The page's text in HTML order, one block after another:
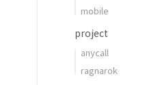
mobile
project
anycall
ragnarok